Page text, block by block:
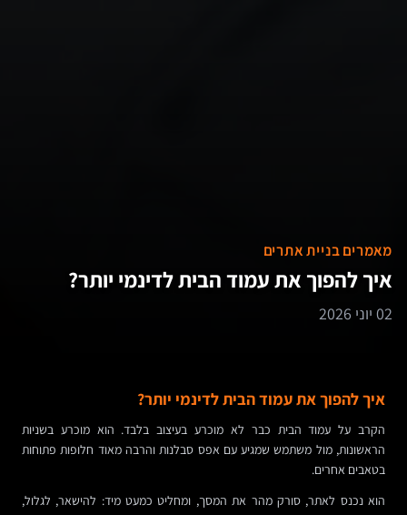
מאמרים בניית אתרים
איך להפוך את עמוד הבית לדינמי יותר?
02 יוני 2026
איך להפוך את עמוד הבית לדינמי יותר?
הקרב על עמוד הבית כבר לא מוכרע בעיצוב בלבד. הוא מוכרע בשניות
הראשונות, מול משתמש שמגיע עם אפס סבלנות והרבה מאוד חלופות פתוחות
בטאבים אחרים.
הוא נכנס לאתר, סורק מהר את המסך, ומחליט כמעט מיד: להישאר, לגלול,